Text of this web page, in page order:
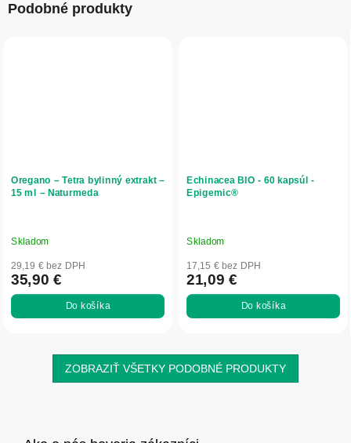
Podobné produkty
Oregano – Tetra bylinný extrakt –
15 ml – Naturmeda
Skladom
29,19 € bez DPH
35,90 €
Do košíka
Echinacea BIO - 60 kapsúl -
Epigemic®
Skladom
17,15 € bez DPH
21,09 €
Do košíka
ZOBRAZIŤ VŠETKY PODOBNÉ PRODUKTY